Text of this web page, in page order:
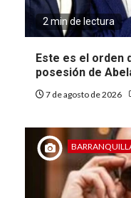
2 min de lectura
Este es el orden
posesión de
7 de agosto de 2026